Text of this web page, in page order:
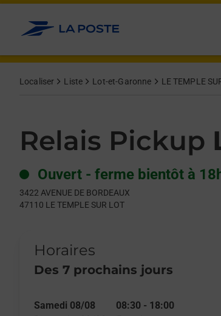
Allez au contenu
Localiser Liste Lot-et-Garonne LE TEMPLE
Relais Pickup
Ouvert - ferme bientôt à
3422 AVENUE DE BORDEAUX
47110 LE TEMPLE SUR LOT
Horaires
Des 7 prochains jours
Day of the WeekHours
Samedi 08/08 08:30 - 18:00
Get directions to Relais Pickup at 3422 AVENUE DE
lien s'ouvre dans un nouvel onglet